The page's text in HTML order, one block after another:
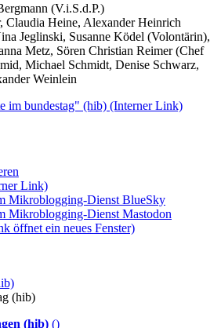
(V.i.S.d.P.)
Claudia Heine, Alexander Heinrich
Jeglinski, Susanne Ködel (Volontärin),
Metz, Sören Christian Reimer (Chef
Michael Schmidt, Denise Schwarz,
Weinlein
im bundestag" (hib) (Interner Link)
Link)
Mikroblogging-Dienst BlueSky
Mikroblogging-Dienst Mastodon
öffnet ein neues Fenster)
(hib)
(hib) ()